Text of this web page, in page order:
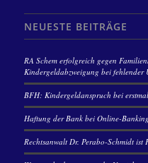
NEUESTE BEITRÄGE
RA Schem erfolgreich gegen
Kindergeldabzweigung bei fehlender
BFH: Kindergeldanspruch bei
Haftung der Bank bei Online-
Rechtsanwalt Dr. Perabo-Schmidt ist